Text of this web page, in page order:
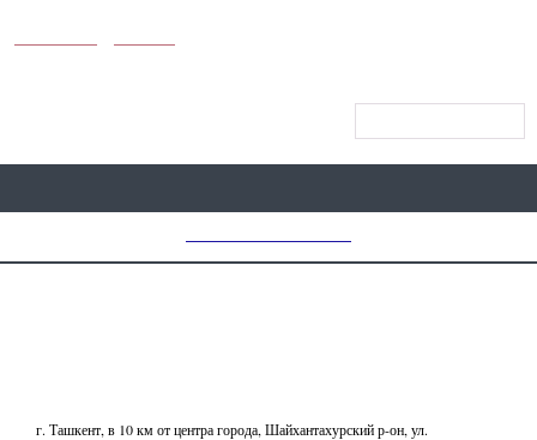
г. Ташкент, в 10 км от центра города, Шайхантахурский р-он, ул.